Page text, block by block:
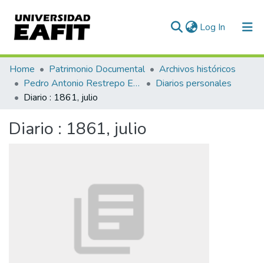
Log In (current)
Communities & Collections
All of DSpace
Home Patrimonio Documental
Archivos históricos
Pedro Antonio Restrepo Escovar
Diarios personales
Diario : 1861, julio
Diario : 1861, julio